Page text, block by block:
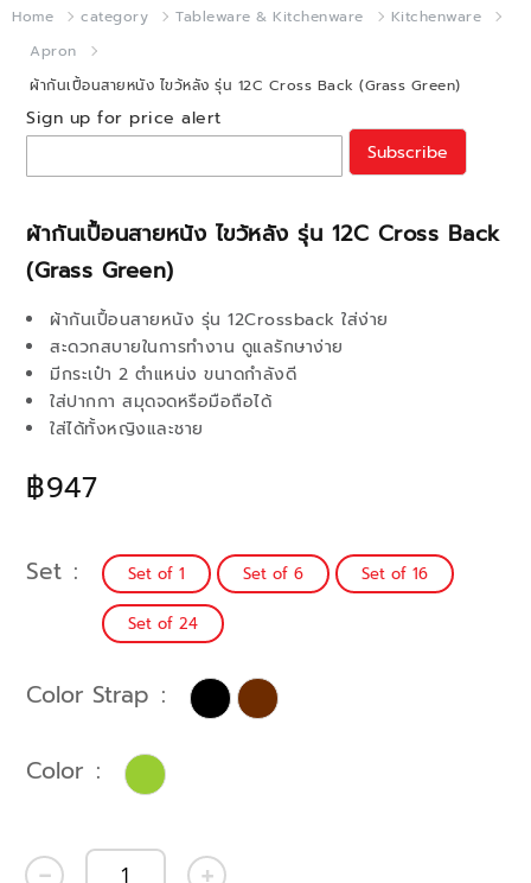
Home category Tableware & Kitchenware
Kitchenware
Apron
ผ้ากันเปื้อนสายหนัง ไขว้หลัง รุ่น 12C Cross Back (Grass Green)
ผ้ากันเปื้อนสายหนัง ไขว้หลัง รุ่น 12C Cross Back
(Grass Green)
฿947
ผ้ากันเปื้อนสายหนัง รุ่น 12Crossback ใส่ง่าย
สะดวกสบายในการทำงาน ดูแลรักษาง่าย
มีกระเป๋า 2 ตำแหน่ง ขนาดกำลังดี
ใส่ปากกา สมุดจดหรือมือถือได้
ใส่ได้ทั้งหญิงและชาย
Sign up for price alert
Subscribe
Set Set of 1 Set of 6 Set of 16
Set of 24
Color
Color Strap